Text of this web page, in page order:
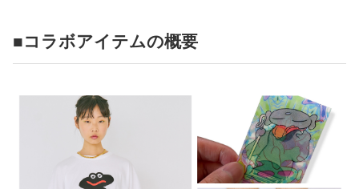
■コラボアイテムの概要